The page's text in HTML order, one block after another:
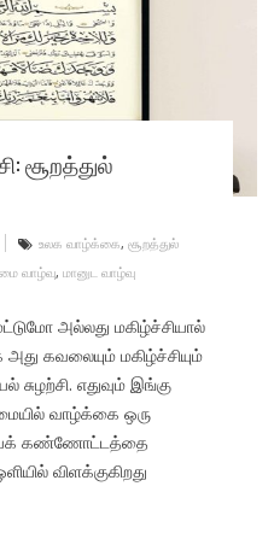
சூறத்துல்
உலக வாழ்க்கை, சூறத்துல்
வாழ்வு, மானுட வாழ்வு
அல்லது மகிழ்ச்சியால்
கவலையும் மகிழ்ச்சியும்
சுழற்சி. எதுவும் இங்கு
வாழ்க்கை ஒரு
கண்ணோட்டத்தை
விளக்குகிறது